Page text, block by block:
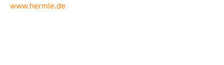
www.hermle.de